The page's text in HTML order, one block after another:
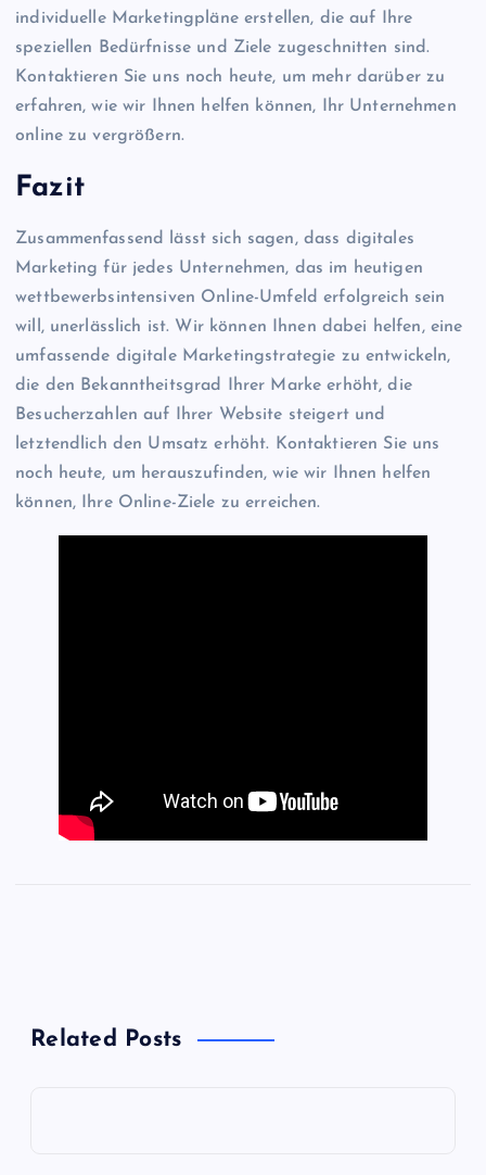
individuelle Marketingpläne erstellen, die auf Ihre
speziellen Bedürfnisse und Ziele zugeschnitten sind.
Kontaktieren Sie uns noch heute, um mehr darüber zu
erfahren, wie wir Ihnen helfen können, Ihr Unternehmen
online zu vergrößern.
Fazit
Zusammenfassend lässt sich sagen, dass digitales
Marketing für jedes Unternehmen, das im heutigen
wettbewerbsintensiven Online-Umfeld erfolgreich sein
will, unerlässlich ist. Wir können Ihnen dabei helfen, eine
umfassende digitale Marketingstrategie zu entwickeln,
die den Bekanntheitsgrad Ihrer Marke erhöht, die
Besucherzahlen auf Ihrer Website steigert und
letztendlich den Umsatz erhöht. Kontaktieren Sie uns
noch heute, um herauszufinden, wie wir Ihnen helfen
können, Ihre Online-Ziele zu erreichen.
Related Posts